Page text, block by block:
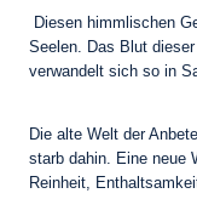
Diesen himmlischen
Seelen. Das Blut
verwandelt sich so in
Die alte Welt der
starb dahin. Eine neue
Reinheit,